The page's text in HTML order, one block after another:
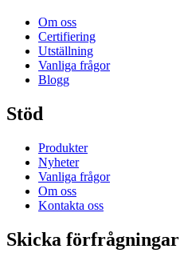
Om oss
Certifiering
Utställning
Vanliga frågor
Blogg
Stöd
Produkter
Nyheter
Vanliga frågor
Om oss
Kontakta oss
Skicka förfrågningar